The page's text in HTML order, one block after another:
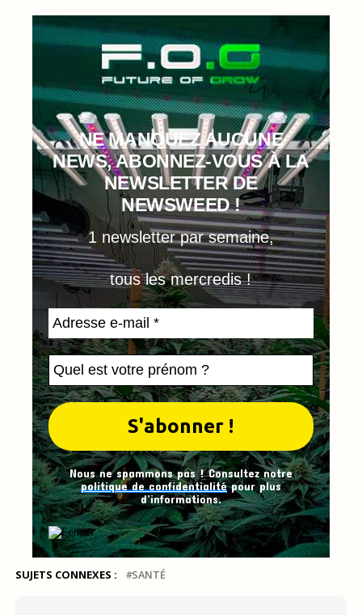
NE MANQUEZ AUCUNE
NEWS, ABONNEZ-VOUS À LA
NEWSLETTER DE
NEWSWEED !
1 newsletter par semaine,
tous les mercredis !
Nous ne spammons pas ! Consultez notre
politique de confidentialitépour plus
d’informations.
SUJETS CONNEXES : SANTÉ